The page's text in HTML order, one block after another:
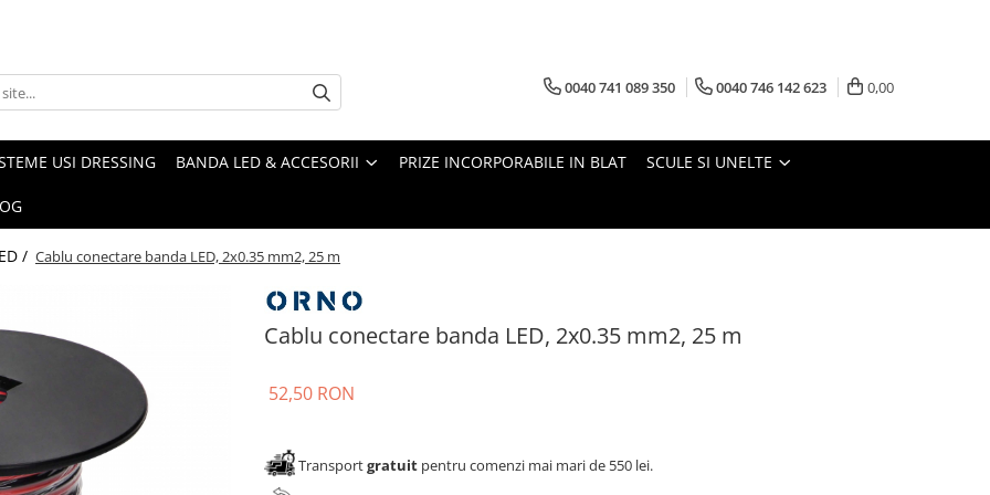
0040 741 089 350 0040 746 142 623 0,00
USI DRESSING BANDA LED & ACCESORII PRIZE INCORPORABILE IN BLAT SCULE SI UNELTE
/ Cablu conectare banda LED, 2x0.35 mm2, 25 m
Cablu conectare banda LED, 2x0.35 mm2, 25 m
52,50 RON
Transportgratuit pentru comenzi mai mari de 550 lei.